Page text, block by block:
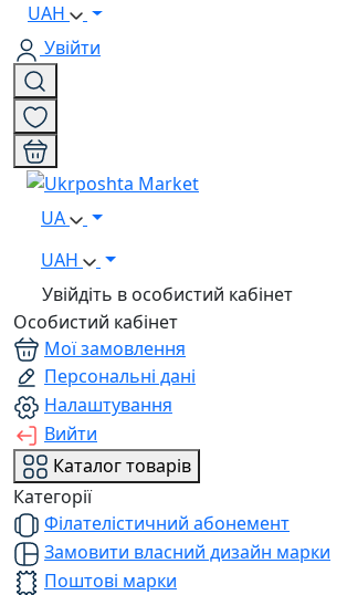
UAH
Увійти
UA
UAH
Увійдіть в особистий кабінет
Особистий кабінет
Мої замовлення
Персональні дані
Налаштування
Вийти
Каталог товарів
Категорії
Філателістичний абонемент
Замовити власний дизайн марки
Поштові марки